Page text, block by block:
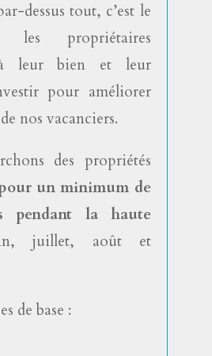
dessus tout, c’est le
propriétaires
leur bien et leur
pour améliorer
nos vacanciers.
des propriétés
un minimum de
pendant la haute
juillet, août et
de base :